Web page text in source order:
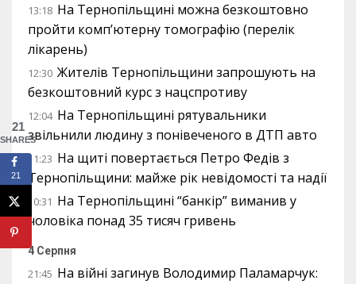
13:18 На Тернопільщині можна безкоштовно
пройти комп’ютерну томографію (перелік
лікарень)
12:30 Жителів Тернопільщини запрошують на
безкоштовний курс з нацспротиву
12:04 На Тернопільщині рятувальники
звільнили людину з понівеченого в ДТП авто
11:23 На щиті повертається Петро Федів з
Тернопільщини: майже рік невідомості та надії
10:31 На Тернопільщині “банкір” виманив у
чоловіка понад 35 тисяч гривень
4 Серпня
21:45 На війні загинув Володимир Паламарчук:
21
SHARES
21